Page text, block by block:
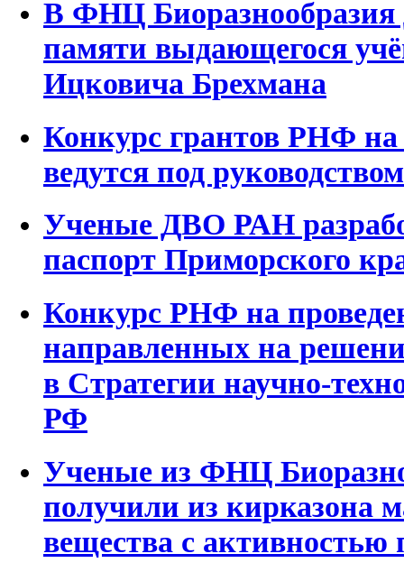
В ФНЦ
памяти выдающегося
Ицковича Брехмана
Конкурс грантов РНФ на
ведутся под
Ученые ДВО РАН
паспорт Приморского
Конкурс РНФ на
направленных на
в Стратегии научно-
РФ
Ученые из ФНЦ
получили из кирказона
вещества с активностью